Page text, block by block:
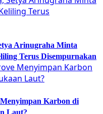
Arinugraha Minta
Terus Disempurnakan
Karbon di
Laut?